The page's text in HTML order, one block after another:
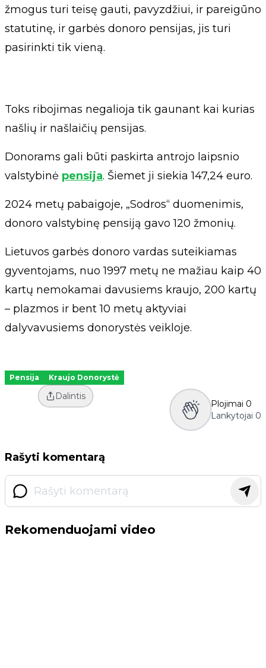
žmogus turi teisę gauti, pavyzdžiui, ir pareigūno
statutinę, ir garbės donoro pensijas, jis turi
pasirinkti tik vieną.
Toks ribojimas negalioja tik gaunant kai kurias
našlių ir našlaičių pensijas.
Donorams gali būti paskirta antrojo laipsnio
valstybinė pensija. Šiemet ji siekia 147,24 euro.
2024 metų pabaigoje, „Sodros“ duomenimis,
donoro valstybinę pensiją gavo 120 žmonių.
Lietuvos garbės donoro vardas suteikiamas
gyventojams, nuo 1997 metų ne mažiau kaip 40
kartų nemokamai davusiems kraujo, 200 kartų
– plazmos ir bent 10 metų aktyviai
dalyvavusiems donorystės veikloje.
Pensija Kraujo Donorystė
Dalintis
Plojimai 0
Lankytojai 0
Rašyti komentarą
Rekomenduojami video